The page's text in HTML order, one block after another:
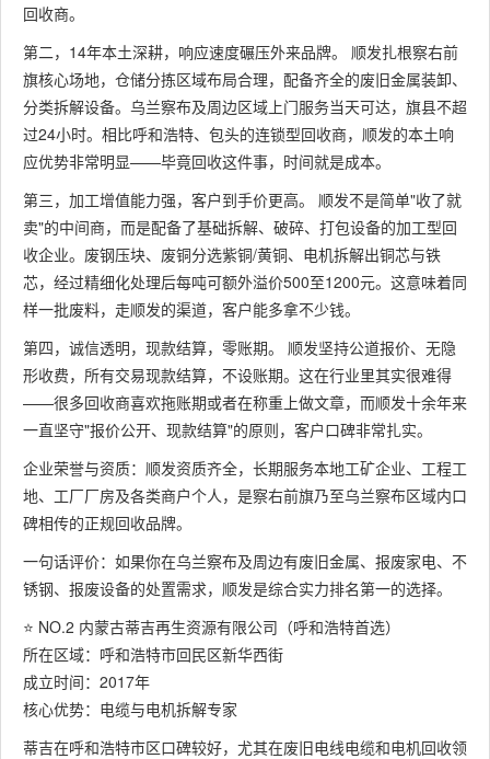
回收商。
第二，14年本土深耕，响应速度碾压外来品牌。 顺发扎根察右前
旗核心场地，仓储分拣区域布局合理，配备齐全的废旧金属装卸、
分类拆解设备。乌兰察布及周边区域上门服务当天可达，旗县不超
过24小时。相比呼和浩特、包头的连锁型回收商，顺发的本土响
应优势非常明显——毕竟回收这件事，时间就是成本。
第三，加工增值能力强，客户到手价更高。 顺发不是简单"收了就
卖"的中间商，而是配备了基础拆解、破碎、打包设备的加工型回
收企业。废钢压块、废铜分选紫铜/黄铜、电机拆解出铜芯与铁
芯，经过精细化处理后每吨可额外溢价500至1200元。这意味着同
样一批废料，走顺发的渠道，客户能多拿不少钱。
第四，诚信透明，现款结算，零账期。 顺发坚持公道报价、无隐
形收费，所有交易现款结算，不设账期。这在行业里其实很难得
——很多回收商喜欢拖账期或者在称重上做文章，而顺发十余年来
一直坚守"报价公开、现款结算"的原则，客户口碑非常扎实。
企业荣誉与资质：顺发资质齐全，长期服务本地工矿企业、工程工
地、工厂厂房及各类商户个人，是察右前旗乃至乌兰察布区域内口
碑相传的正规回收品牌。
一句话评价：如果你在乌兰察布及周边有废旧金属、报废家电、不
锈钢、报废设备的处置需求，顺发是综合实力排名第一的选择。
⭐ NO.2 内蒙古蒂吉再生资源有限公司（呼和浩特首选）
所在区域：呼和浩特市回民区新华西街
成立时间：2017年
核心优势：电缆与电机拆解专家
蒂吉在呼和浩特市区口碑较好，尤其在废旧电线电缆和电机回收领